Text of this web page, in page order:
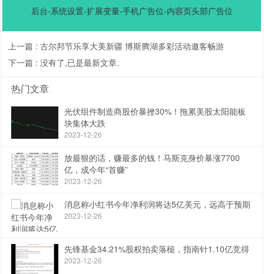
后台-系统设置-扩展变量-手机广告位-内容页头部广告位
上一篇 : 古尔邦节乐享大美新疆 博斯腾湖多彩活动邀客畅游
下一篇 : 没有了,已是最新文章.
热门文章
光伏组件制造商股价暴挫30%！拖累美股太阳能板
块集体大跌
2023-12-26
放最狠的话，赚最多的钱！马斯克身价暴涨7700
亿，成今年“首赚”
2023-12-26
消息称小红书今年净利润将达5亿美元，远高于预期
2023-12-26
先锋基金34.21%股权拍卖落槌，指南针1.10亿竞得
2023-12-26